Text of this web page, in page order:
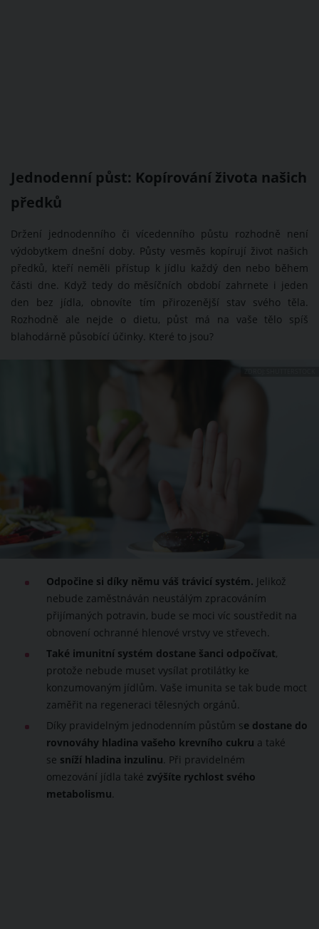
Jednodenní půst: Kopírování života našich
předků
Držení jednodenního či vícedenního půstu rozhodně není
výdobytkem dnešní doby. Půsty vesměs kopírují život našich
předků, kteří neměli přístup k jídlu každý den nebo během
části dne. Když tedy do měsíčních období zahrnete i jeden
den bez jídla, obnovíte tím přirozenější stav svého těla.
Rozhodně ale nejde o dietu, půst má na vaše tělo spíš
blahodárně působící účinky. Které to jsou?
Odpočine si díky němu váš trávicí systém. Jelikož
nebude zaměstnáván neustálým zpracováním
přijímaných potravin, bude se moci víc soustředit na
obnovení ochranné hlenové vrstvy ve střevech.
Také imunitní systém dostane šanci odpočívat,
protože nebude muset vysílat protilátky ke
konzumovaným jídlům. Vaše imunita se tak bude moct
zaměřit na regeneraci tělesných orgánů.
Díky pravidelným jednodenním půstům se dostane do
rovnováhy hladina vašeho krevního cukru a také
se sníží hladina inzulinu. Při pravidelném
omezování jídla také zvýšíte rychlost svého
metabolismu.